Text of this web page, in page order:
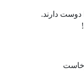
دوست دارند.